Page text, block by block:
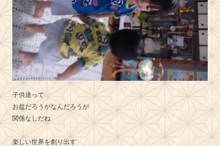
子供達って
お盆だろうがなんだろうが
関係なしだね
楽しい世界を創り出す